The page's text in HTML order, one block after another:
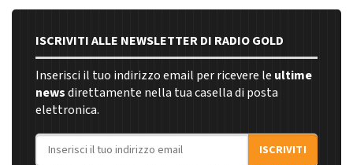
ISCRIVITI ALLE NEWSLETTER DI RADIO GOLD
Inserisci il tuo indirizzo email per ricevere le ultime
newsdirettamente nella tua casella di posta
elettronica.
Indirizzo email
ISCRIVITI